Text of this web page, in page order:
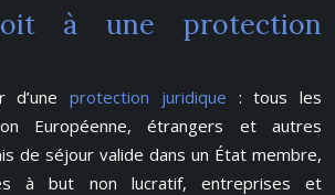
à une protection
d’uneprotection juridique : tous les
Européenne, étrangers et autres
de séjour valide dans un État membre,
à but non lucratif, entreprises et